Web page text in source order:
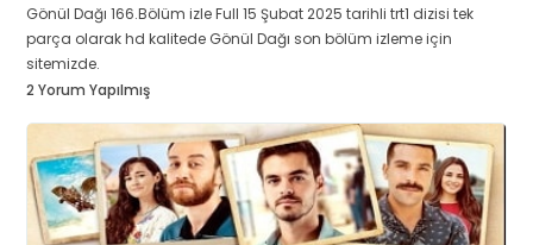
Gönül Dağı 166.Bölüm izle Full 15 Şubat 2025 tarihli trt1 dizisi tek
parça olarak hd kalitede Gönül Dağı son bölüm izleme için
sitemizde.
2 Yorum Yapılmış